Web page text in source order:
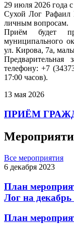
29 июля 2026 года
Сухой Лог Рафаил
личным вопросам.
Приём будет
муниципального
ул. Кирова, 7а,
телефону: +7
17:00 часов).
13 мая 2026
ПРИЁМ
Все мероприятия
6 декабря 2023
План
Лог на декабрь
План